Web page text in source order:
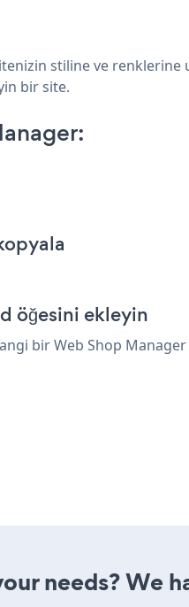
stiline ve renklerine
bir site.
öğesini ekleyin
bir Web Shop Manager
needs? We